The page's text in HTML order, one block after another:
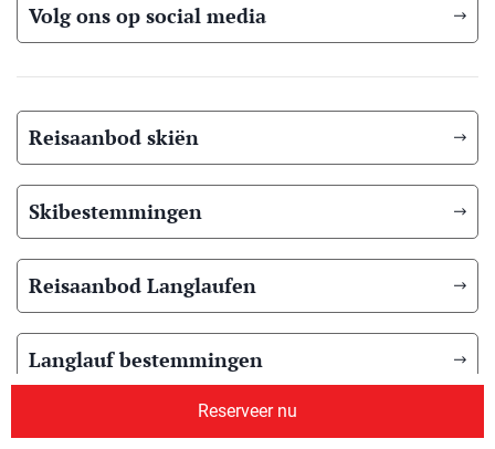
Reserveer nu
Volg ons op social media
Reisaanbod skiën
Skibestemmingen
Reisaanbod Langlaufen
Langlauf bestemmingen
Reisaanbod zomer